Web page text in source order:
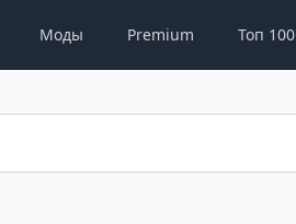
Моды Premium Топ 100